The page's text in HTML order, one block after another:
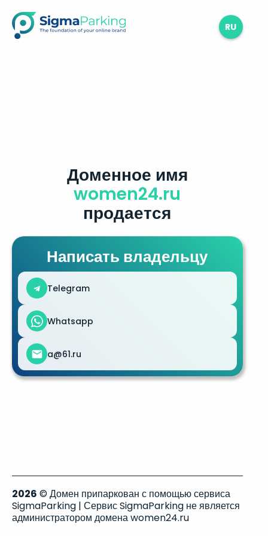
RU
Доменное имя
women24.ru
продается
Написать владельцу
Telegram
Whatsapp
a@61.ru
2026 © Домен припаркован с помощью сервиса
SigmaParking | Сервис SigmaParking не является
администратором домена women24.ru